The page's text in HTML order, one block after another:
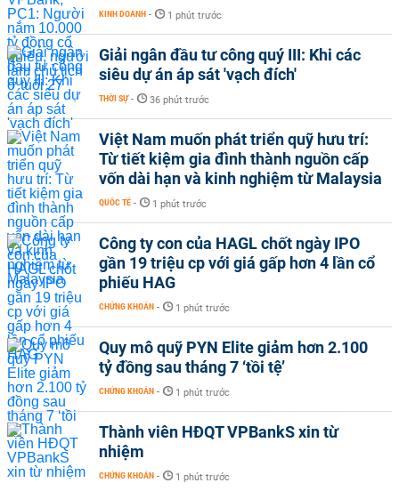
KINH DOANH - 1 phút trước
Giải ngân đầu tư công quý III: Khi các
siêu dự án áp sát 'vạch đích'
THỜI SỰ - 36 phút trước
Việt Nam muốn phát triển quỹ hưu trí:
Từ tiết kiệm gia đình thành nguồn cấp
vốn dài hạn và kinh nghiệm từ Malaysia
QUỐC TẾ - 1 phút trước
Công ty con của HAGL chốt ngày IPO
gần 19 triệu cp với giá gấp hơn 4 lần cổ
phiếu HAG
CHỨNG KHOÁN - 1 phút trước
Quy mô quỹ PYN Elite giảm hơn 2.100
tỷ đồng sau tháng 7 ‘tồi tệ’
CHỨNG KHOÁN - 1 phút trước
Thành viên HĐQT VPBankS xin từ
nhiệm
CHỨNG KHOÁN - 1 phút trước